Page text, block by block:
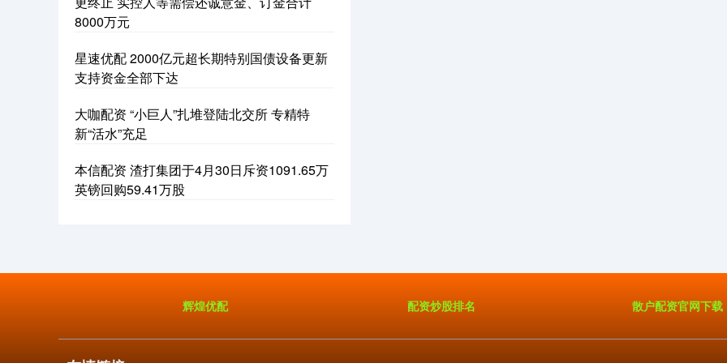
8000万元
星速优配 2000亿元超长期特别国债设备更新
支持资金全部下达
大咖配资 “小巨人”扎堆登陆北交所 专精特
新“活水”充足
本信配资 渣打集团于4月30日斥资1091.65万
英镑回购59.41万股
辉煌优配 配资炒股排名 散户配资官网下载